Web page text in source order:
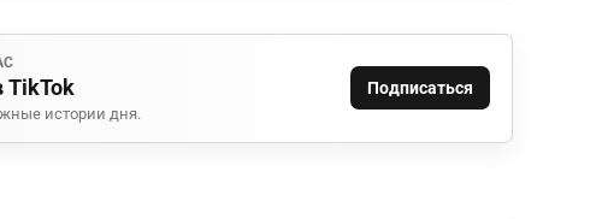
TikTok
истории дня.
Подписаться